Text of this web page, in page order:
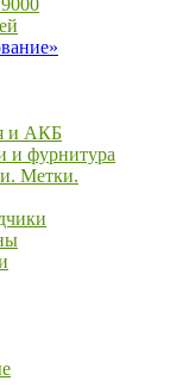
и АКБ
и фурнитура
Метки.